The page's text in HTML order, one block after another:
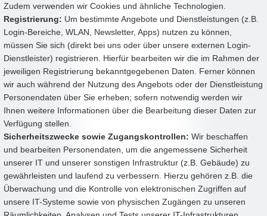
Zudem verwenden wir Cookies und ähnliche Technologien.
Registrierung: Um bestimmte Angebote und Dienstleistungen (z.B.
Login-Bereiche, WLAN, Newsletter, Apps) nutzen zu können,
müssen Sie sich (direkt bei uns oder über unsere externen Login-
Dienstleister) registrieren. Hierfür bearbeiten wir die im Rahmen der
jeweiligen Registrierung bekanntgegebenen Daten. Ferner können
wir auch während der Nutzung des Angebots oder der Dienstleistung
Personendaten über Sie erheben; sofern notwendig werden wir
Ihnen weitere Informationen über die Bearbeitung dieser Daten zur
Verfügung stellen.
Sicherheitszwecke sowie Zugangskontrollen: Wir beschaffen
und bearbeiten Personendaten, um die angemessene Sicherheit
unserer IT und unserer sonstigen Infrastruktur (z.B. Gebäude) zu
gewährleisten und laufend zu verbessern. Hierzu gehören z.B. die
Überwachung und die Kontrolle von elektronischen Zugriffen auf
unsere IT-Systeme sowie von physischen Zugängen zu unseren